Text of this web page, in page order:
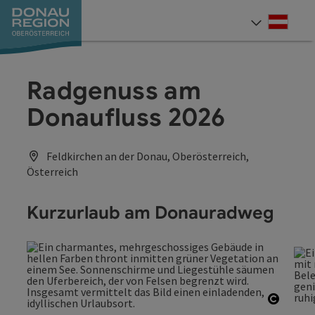
Zum Inhalt
Zur Navigation
Zum Seitenanfang
Zur Kontaktseite
Zum Impressum
Zur Startseite
Radgenuss am
Donaufluss 2026
Feldkirchen an der Donau, Oberösterreich,
Österreich
Kurzurlaub am Donauradweg